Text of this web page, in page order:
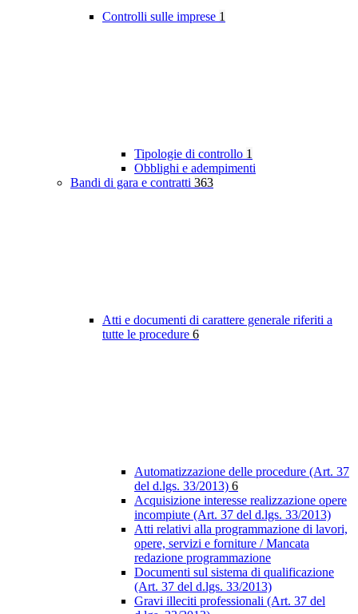
Controlli sulle imprese 1
Tipologie di controllo 1
Obblighi e adempimenti
Bandi di gara e contratti 363
Atti e documenti di carattere generale riferiti a
tutte le procedure 6
Automatizzazione delle procedure (Art. 37
del d.lgs. 33/2013) 6
Acquisizione interesse realizzazione opere
incompiute (Art. 37 del d.lgs. 33/2013)
Atti relativi alla programmazione di lavori,
opere, servizi e forniture / Mancata
redazione programmazione
Documenti sul sistema di qualificazione
(Art. 37 del d.lgs. 33/2013)
Gravi illeciti professionali (Art. 37 del